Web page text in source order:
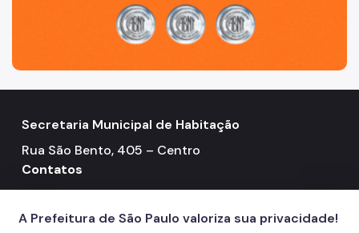
Secretaria Municipal de Habitação
Rua São Bento, 405 – Centro
Contatos
Telefone: 3322-4500
A Prefeitura de São Paulo valoriza sua privacidade!